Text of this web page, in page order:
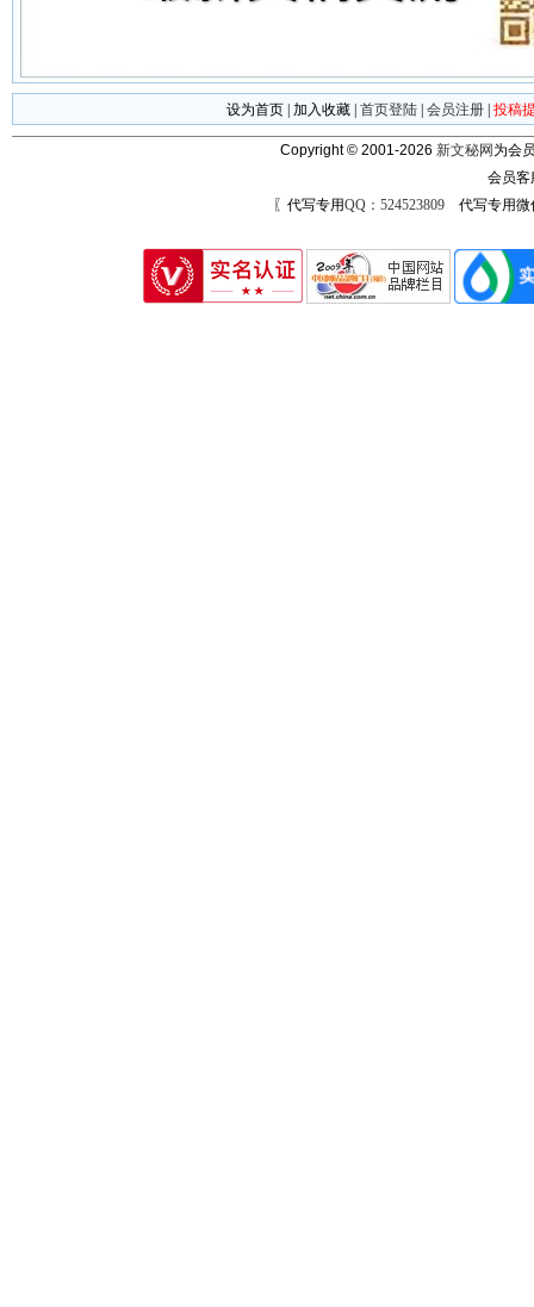
设为首页 加入收藏 首页登陆 会员注册 投稿
Copyright © 2001-2026 新文秘网 为会
会员
〖代写专用QQ：524523809代写专用微